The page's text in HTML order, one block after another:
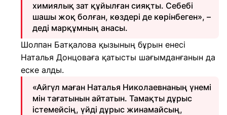
химиялық зат құйылған сияқты. Себебі
шашы жоқ болған, көздері де көрінбеген», –
деді марқұмның анасы.
Шолпан Батқалова қызының бұрын енесі
Наталья Донцоваға қатысты шағымданғанын да
еске алды.
«Айгүл маған Наталья Николаевнаның үнемі
мін тағатынын айтатын. Тамақты дұрыс
істемейсің, үйді дұрыс жинамайсың,